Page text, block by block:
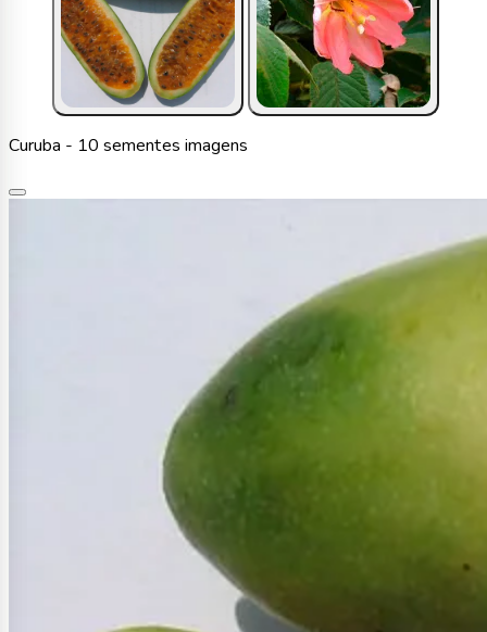
Curuba - 10 sementes imagens